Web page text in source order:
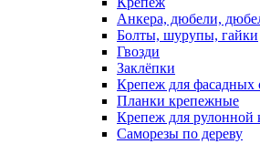
Анкера, дюбели,
Болты, шурупы, гайки
Гвозди
Заклёпки
Крепеж для фасадных
Планки крепежные
Крепеж для рулонной
Саморезы по дереву